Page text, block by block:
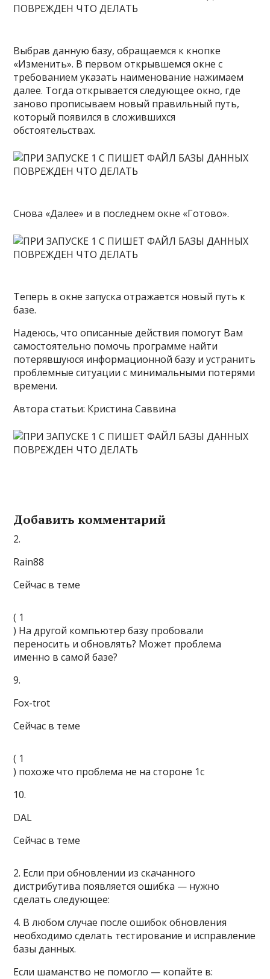
Выбрав данную базу, обращаемся к кнопке
«Изменить». В первом открывшемся окне с
требованием указать наименование нажимаем
далее. Тогда открывается следующее окно, где
заново прописываем новый правильный путь,
который появился в сложившихся
обстоятельствах.
Снова «Далее» и в последнем окне «Готово».
Теперь в окне запуска отражается новый путь к
базе.
Надеюсь, что описанные действия помогут Вам
самостоятельно помочь программе найти
потерявшуюся информационной базу и устранить
проблемные ситуации с минимальными потерями
времени.
Автора статьи: Кристина Саввина
Добавить комментарий
2.
Rain88
Сейчас в теме
( 1
) На другой компьютер базу пробовали
переносить и обновлять? Может проблема
именно в самой базе?
9.
Fox-trot
Сейчас в теме
( 1
) похоже что проблема не на стороне 1с
10.
DAL
Сейчас в теме
2. Если при обновлении из скачанного
дистрибутива появляется ошибка — нужно
сделать следующее:
4. В любом случае после ошибок обновления
необходимо сделать тестирование и исправление
базы данных.
Если шаманство не помогло — копайте в: